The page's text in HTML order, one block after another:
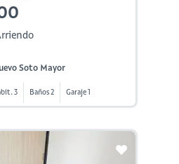
Soto Mayor
3 Baños 2 Garaje 1